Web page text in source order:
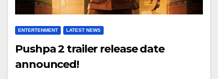
ENTERTENMENT LATEST NEWS
Pushpa 2 trailer release date
announced!